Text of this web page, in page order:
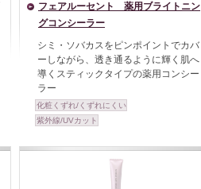
フェアルーセント 薬用ブライトニン
グコンシーラー
シミ・ソバカスをピンポイントでカバ
ーしながら、透き通るように輝く肌へ
導くスティックタイプの薬用コンシー
ラー
化粧くずれ/くずれにくい
紫外線/UVカット